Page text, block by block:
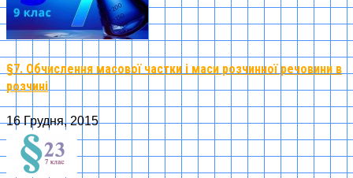
§7. Обчислення масової частки і маси розчинної речовини в
розчині
16 Грудня, 2015